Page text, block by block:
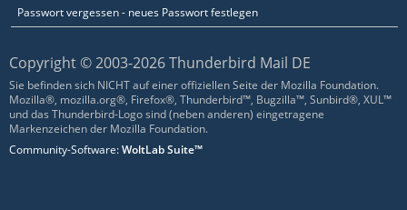
Passwort vergessen - neues Passwort festlegen
Copyright © 2003-2026 Thunderbird Mail DE
Sie befinden sich NICHT auf einer offiziellen Seite der Mozilla Foundation.
Mozilla®, mozilla.org®, Firefox®, Thunderbird™, Bugzilla™, Sunbird®, XUL™
und das Thunderbird-Logo sind (neben anderen) eingetragene
Markenzeichen der Mozilla Foundation.
Community-Software:WoltLab Suite™